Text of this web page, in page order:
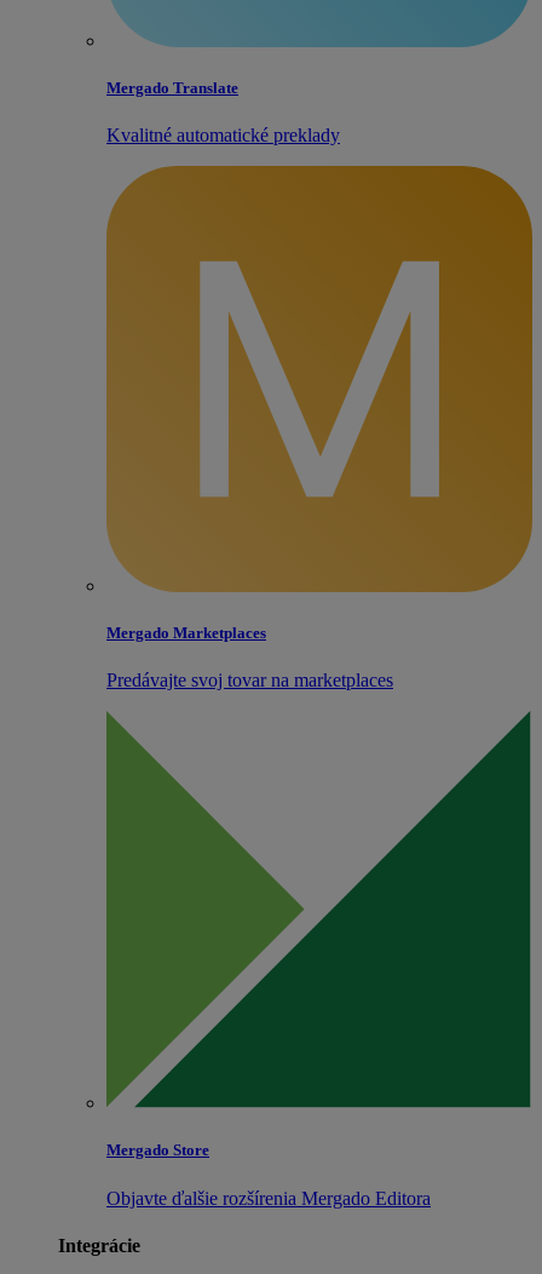
Mergado Translate
Kvalitné automatické preklady
Mergado Marketplaces
Predávajte svoj tovar na marketplaces
Mergado Store
Objavte ďalšie rozšírenia Mergado Editora
Integrácie